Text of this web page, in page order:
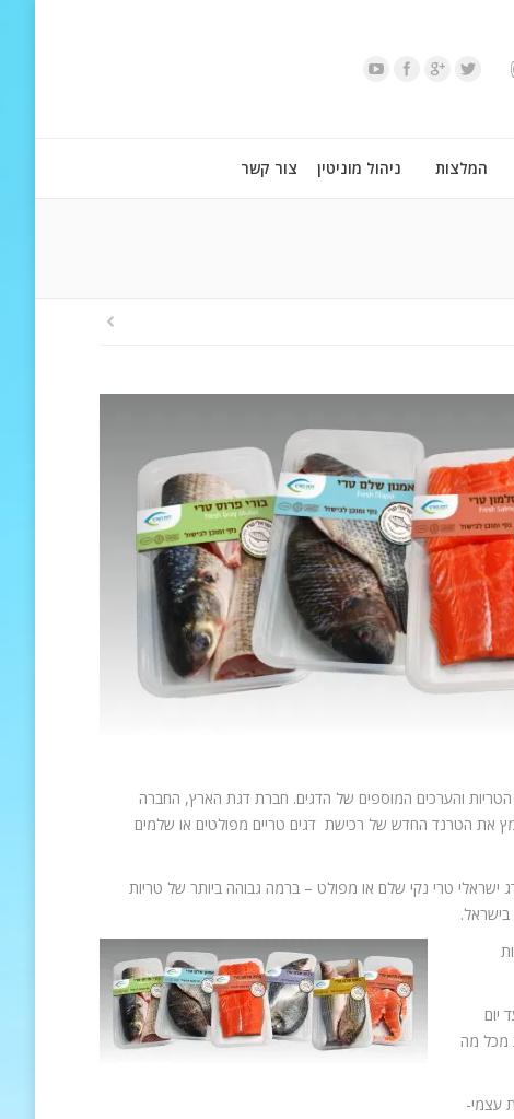
המלצות ניהול מוניטין צור קשר
והערכים המוספים של הדגים. חברת דגת הארץ, החברה
את הטרנד החדש של רכישת דגים טריים מפולטים או שלמים
טרי נקי שלם או מפולט – ברמה גבוהה ביותר של טריות
בישראל.
יום
מכל מה
עצמי-